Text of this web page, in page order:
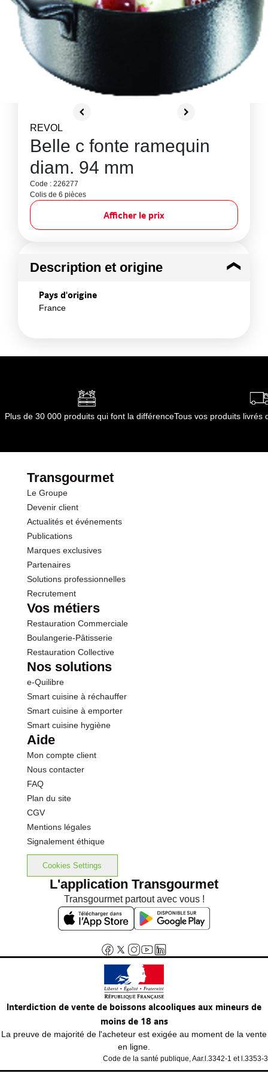
REVOL
Belle c fonte ramequin
diam. 94 mm
Code : 226277
Colis de 6 pièces
Afficher le prix
Description et origine
Pays d'origine
France
Plus de 30 000 produits qui font la différenceTous vos produits livrés
Transgourmet
Le Groupe
Devenir client
Actualités et événements
Publications
Marques exclusives
Partenaires
Solutions professionnelles
Recrutement
Vos métiers
Restauration Commerciale
Boulangerie-Pâtisserie
Restauration Collective
Nos solutions
e-Quilibre
Smart cuisine à réchauffer
Smart cuisine à emporter
Smart cuisine hygiène
Aide
Mon compte client
Nous contacter
FAQ
Plan du site
CGV
Mentions légales
Signalement éthique
Cookies Settings
L'application Transgourmet
Transgourmet partout avec vous !
Interdiction de vente de boissons alcooliques aux mineurs de
moins de 18 ans
La preuve de majorité de l'acheteur est exigée au moment de la vente
en ligne.
Code de la santé publique, Aar.l.3342-1 et l.3353-3